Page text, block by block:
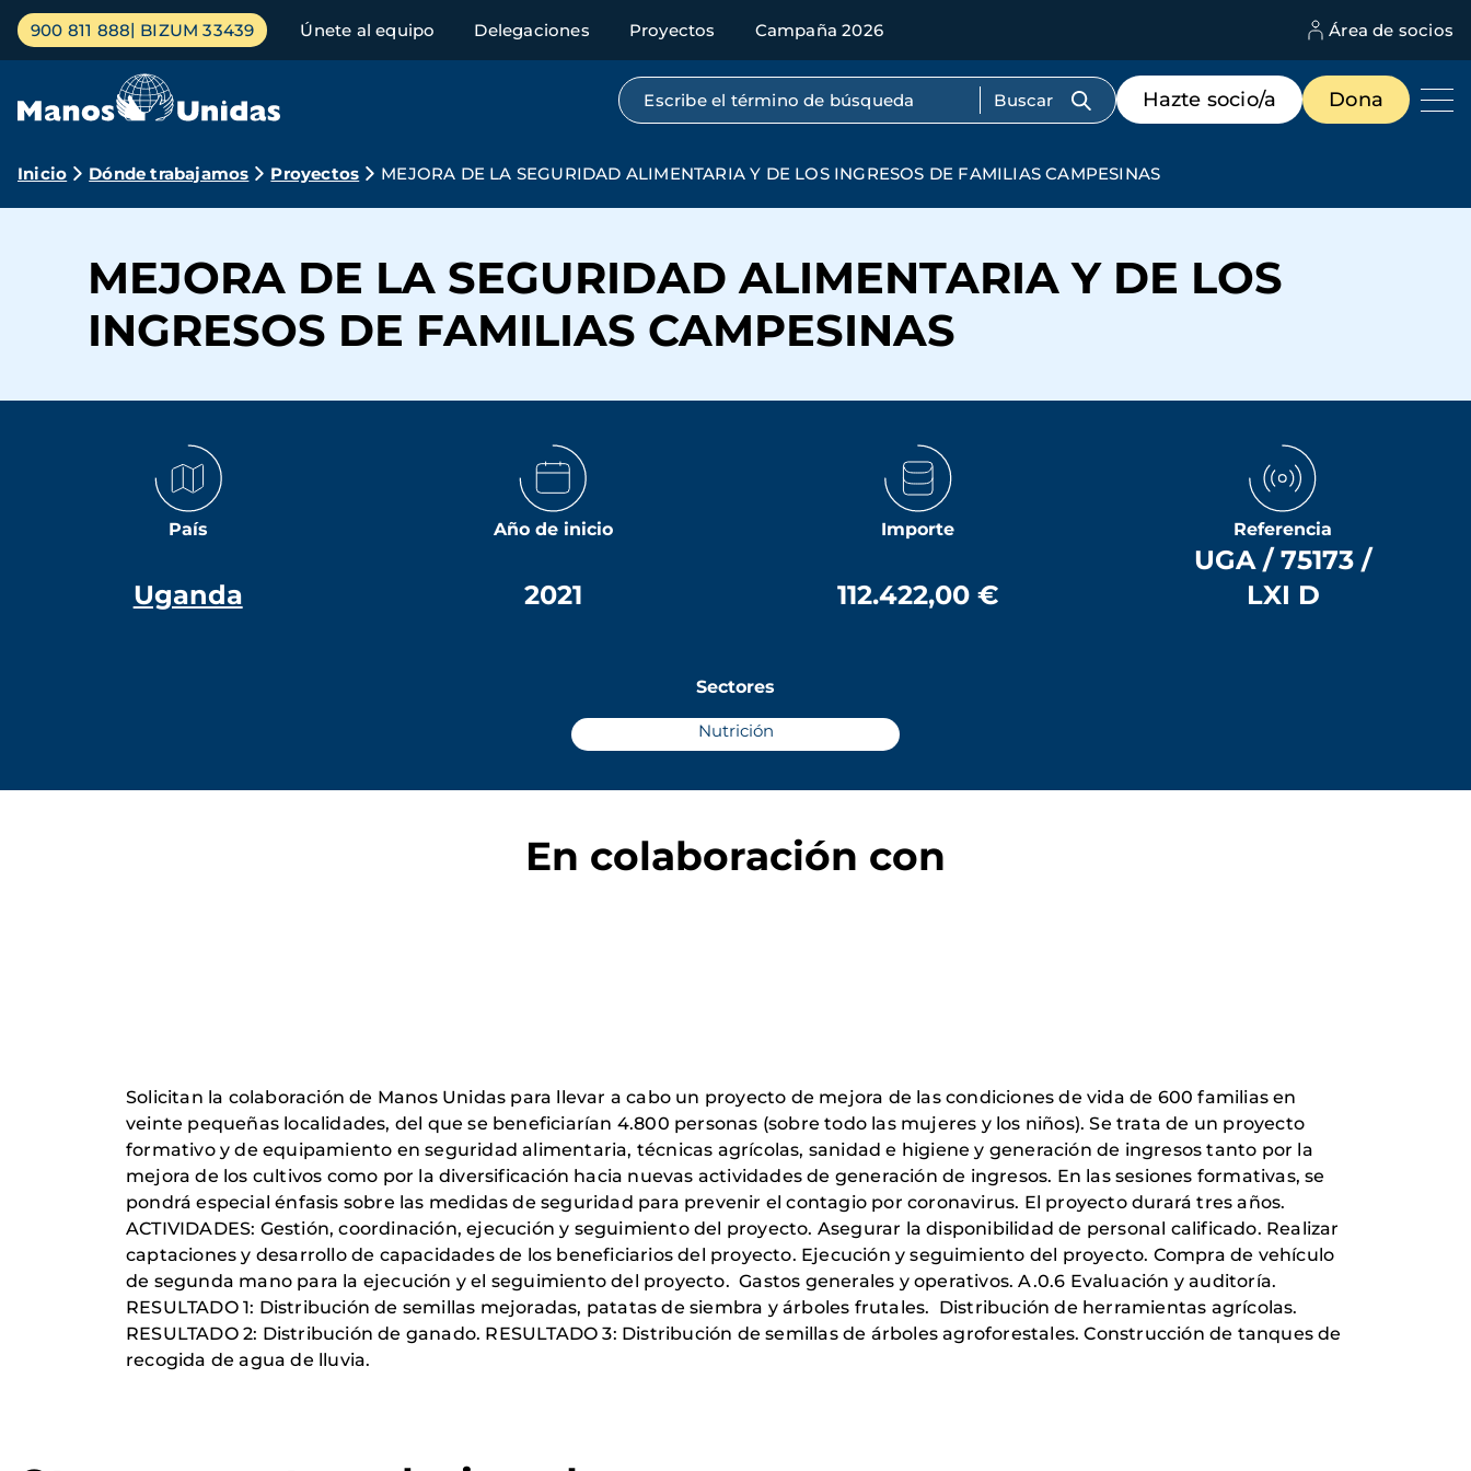
Pasar
contenido
Menú
principal
900 811 888 BIZUM 33439 Únete al equipo Delegaciones Proyectos Campaña 2026 Área de socios
Búsqueda por texto completo
Menú
de
destacados
Hazte socio/a Dona
Ruta
navegación
Inicio Dónde trabajamos Proyectos MEJORA DE LA SEGURIDAD ALIMENTARIA Y DE LOS INGRESOS DE FAMILIAS CAMPESINAS
MEJORA DE LA SEGURIDAD ALIMENTARIA Y DE LOS
INGRESOS DE FAMILIAS CAMPESINAS
País
Uganda
Año de inicio
2021
Importe
112.422,00 €
Referencia
UGA / 75173 /
LXI D
Sectores
Nutrición
En colaboración con
Solicitan la colaboración de Manos Unidas para llevar a cabo un proyecto de mejora de las condiciones de vida de 600 familias en
veinte pequeñas localidades, del que se beneficiarían 4.800 personas (sobre todo las mujeres y los niños). Se trata de un proyecto
formativo y de equipamiento en seguridad alimentaria, técnicas agrícolas, sanidad e higiene y generación de ingresos tanto por la
mejora de los cultivos como por la diversificación hacia nuevas actividades de generación de ingresos. En las sesiones formativas, se
pondrá especial énfasis sobre las medidas de seguridad para prevenir el contagio por coronavirus. El proyecto durará tres años.
ACTIVIDADES: Gestión, coordinación, ejecución y seguimiento del proyecto. Asegurar la disponibilidad de personal calificado. Realizar
captaciones y desarrollo de capacidades de los beneficiarios del proyecto. Ejecución y seguimiento del proyecto. Compra de vehículo
de segunda mano para la ejecución y el seguimiento del proyecto. Gastos generales y operativos. A.0.6 Evaluación y auditoría.
RESULTADO 1: Distribución de semillas mejoradas, patatas de siembra y árboles frutales. Distribución de herramientas agrícolas.
RESULTADO 2: Distribución de ganado. RESULTADO 3: Distribución de semillas de árboles agroforestales. Construcción de tanques de
recogida de agua de lluvia.